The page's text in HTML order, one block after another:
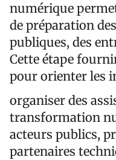
numérique
de préparation
publiques, des
Cette étape
pour orienter les
organiser des
transformation
acteurs publics,
partenaires